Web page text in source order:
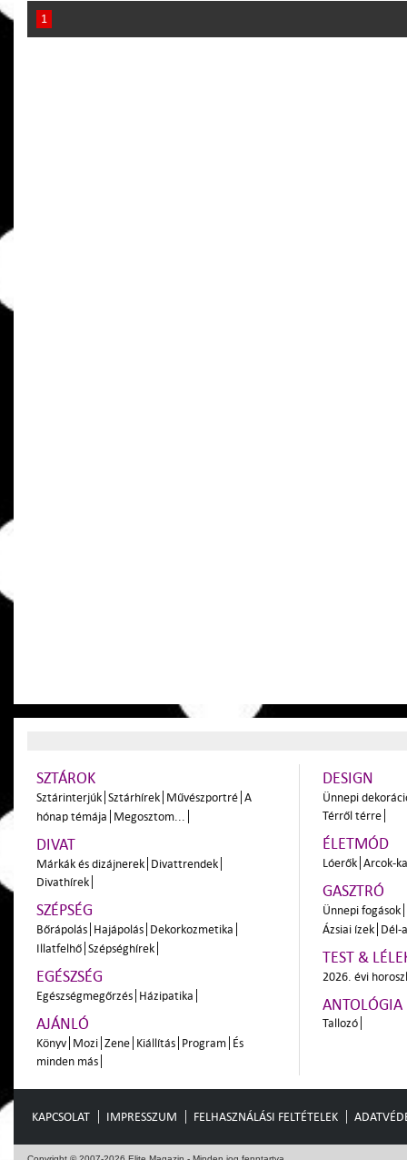
1
SZTÁROK
Sztárinterjúk Sztárhírek Művészportré A
hónap témája Megosztom...
DIVAT
Márkák és dizájnerek Divattrendek
Divathírek
SZÉPSÉG
Bőrápolás Hajápolás Dekorkozmetika
Illatfelhő Szépséghírek
EGÉSZSÉG
Egészségmegőrzés Házipatika
AJÁNLÓ
Könyv Mozi Zene Kiállítás Program És
minden más
DESIGN
Ünnepi
Térről térre
ÉLETMÓD
Lóerők Arcok-
GASZTRÓ
Ünnepi fogások
Ázsiai ízek Dél-
TEST &
2026. évi
ANTOLÓGIA
Tallozó
KAPCSOLAT IMPRESSZUM FELHASZNÁLÁSI FELTÉTELEK